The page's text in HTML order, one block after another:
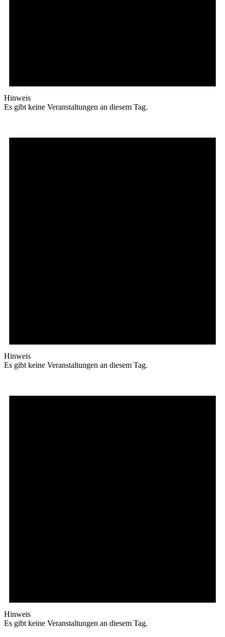
Hinweis
Es gibt keine Veranstaltungen an diesem Tag.
Hinweis
Es gibt keine Veranstaltungen an diesem Tag.
Hinweis
Es gibt keine Veranstaltungen an diesem Tag.